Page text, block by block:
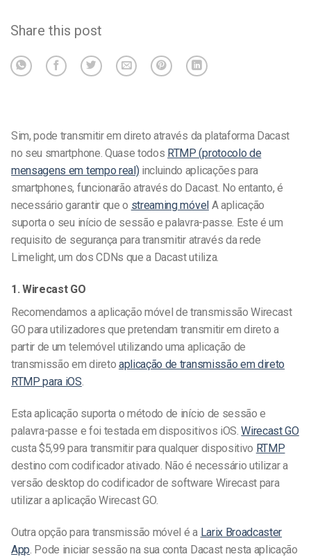
Share this post
Sim, pode transmitir em direto através da plataforma Dacast
no seu smartphone. Quase todos RTMP (protocolo de
mensagens em tempo real)incluindo aplicações para
smartphones, funcionarão através do Dacast. No entanto, é
necessário garantir que o streaming móvel A aplicação
suporta o seu início de sessão e palavra-passe. Este é um
requisito de segurança para transmitir através da rede
Limelight, um dos CDNs que a Dacast utiliza.
1. Wirecast GO
Recomendamos a aplicação móvel de transmissão Wirecast
GO para utilizadores que pretendam transmitir em direto a
partir de um telemóvel utilizando uma aplicação de
transmissão em direto aplicação de transmissão em direto
RTMP para iOS.
Esta aplicação suporta o método de início de sessão e
palavra-passe e foi testada em dispositivos iOS.Wirecast GO
custa $5,99 para transmitir para qualquer dispositivo RTMP
destino com codificador ativado. Não é necessário utilizar a
versão desktop do codificador de software Wirecast para
utilizar a aplicação Wirecast GO.
Outra opção para transmissão móvel é a Larix Broadcaster
App . Pode iniciar sessão na sua conta Dacast nesta aplicação